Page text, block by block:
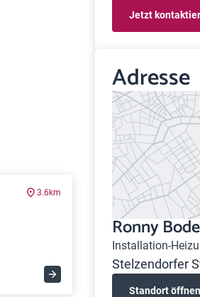
3.6km
Jetzt
Adresse
Ronny
Installation-
Stelzendorfer
Standort öffnen